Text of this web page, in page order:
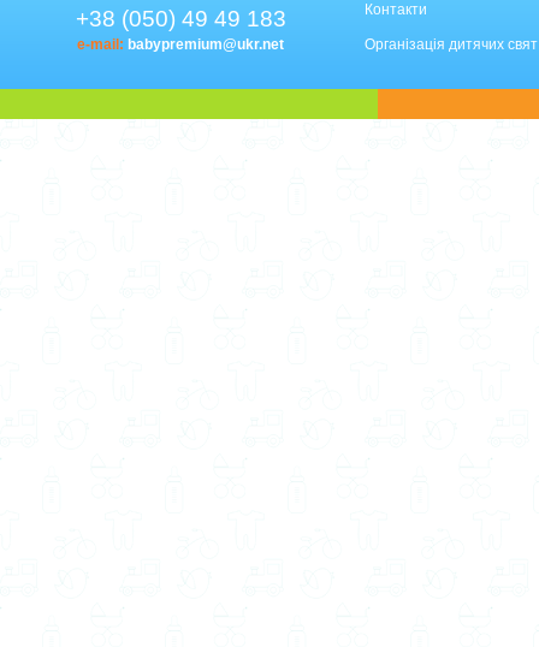
+38 (050) 49 49 183
e-mail: babypremium@ukr.net
Контакти
Організація дитячих свят